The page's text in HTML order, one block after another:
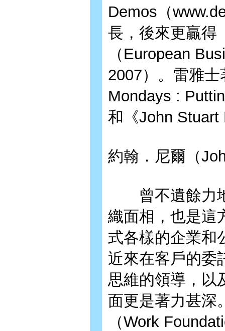
Demos（
長，後來更贏得
（European
2007）。雷雅
Mondays :
和《John Stuart
約翰．尼爾（
曾不遺餘力地
織面相，也是這
式各樣的企業和
近來在客戶的委
思維的領導，以
面更是著力甚深
（Work